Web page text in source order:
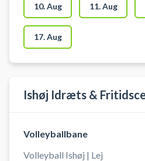
træningsbane som kan
ekstra træning, talent træning
eller kammeratlig sportslig
Du booker for min. 2 personer
max 16 personer pr. bane. Der
hinanden.
10. Aug 11. Aug
17. Aug
Ishøj Idræts &
Volleyballbane
Volleyball Ishøj | Lej